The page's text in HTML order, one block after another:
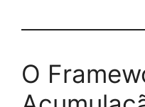
O